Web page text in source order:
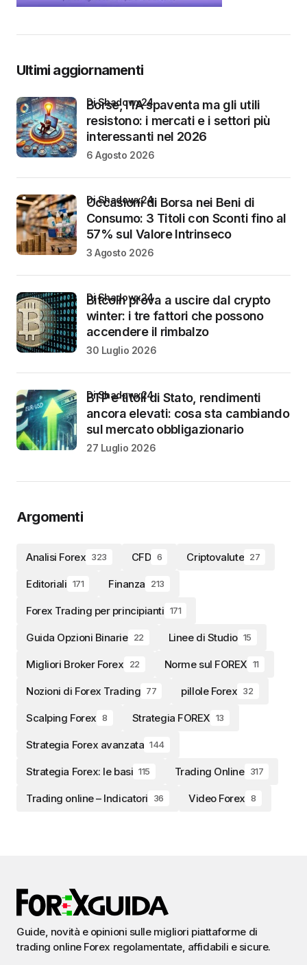
Ultimi aggiornamenti
Borse, l’IA spaventa ma gli utili
resistono: i mercati e i settori più
interessanti nel 2026
di Shadowx24
6 Agosto 2026
Occasioni di Borsa nei Beni di
Consumo: 3 Titoli con Sconti fino al
57% sul Valore Intrinseco
di Shadowx24
3 Agosto 2026
Bitcoin prova a uscire dal crypto
winter: i tre fattori che possono
accendere il rimbalzo
di Shadowx24
30 Luglio 2026
BTP e titoli di Stato, rendimenti
ancora elevati: cosa sta cambiando
sul mercato obbligazionario
di Shadowx24
27 Luglio 2026
Argomenti
Analisi Forex 323 CFD 6 Criptovalute 27
Editoriali 171 Finanza 213
Forex Trading per principianti 171
Guida Opzioni Binarie 22 Linee di Studio 15
Migliori Broker Forex 22 Norme sul FOREX 11
Nozioni di Forex Trading 77 pillole Forex 32
Scalping Forex 8 Strategia FOREX 13
Strategia Forex avanzata 144
Strategia Forex: le basi 115 Trading Online 317
Trading online – Indicatori 36 Video Forex 8
Guide, novità e opinioni sulle migliori piattaforme di
trading online Forex regolamentate, affidabili e sicure.